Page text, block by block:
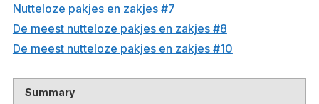
Nutteloze pakjes en zakjes #7
De meest nutteloze pakjes en zakjes #8
De meest nutteloze pakjes en zakjes #10
Summary